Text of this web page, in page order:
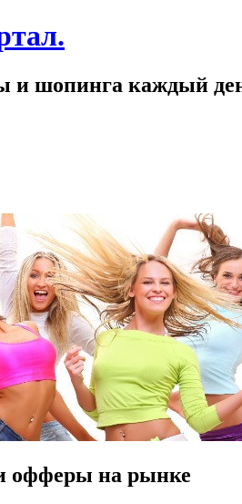
и шопинга каждый
офферы на рынке